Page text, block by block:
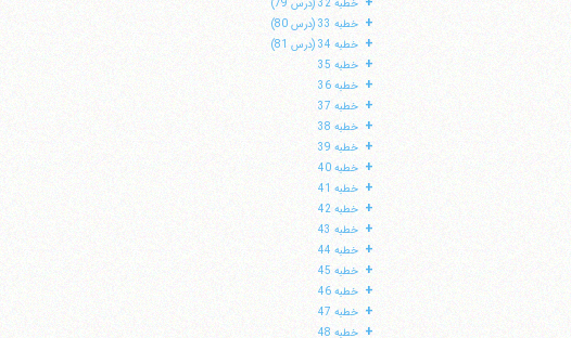
خطبه 32 (درس 79)
+ خطبه 33 (درس 80)
+ خطبه 34 (درس 81)
+ خطبه 35
+ خطبه 36
+ خطبه 37
+ خطبه 38
+ خطبه 39
+ خطبه 40
+ خطبه 41
+ خطبه 42
+ خطبه 43
+ خطبه 44
+ خطبه 45
+ خطبه 46
+ خطبه 47
+ خطبه 48